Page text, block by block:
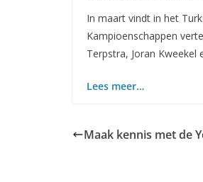
In maart vindt in het
Kampioenschappen
Terpstra, Joran Kweekel
Lees meer…
Maak kennis met de